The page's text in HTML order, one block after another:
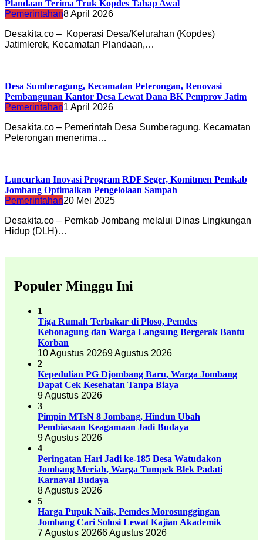
Plandaan Terima Truk Kopdes Tahap Awal
Pemerintahan8 April 2026
Desakita.co – Koperasi Desa/Kelurahan (Kopdes)
Jatimlerek, Kecamatan Plandaan,…
Desa Sumberagung, Kecamatan Peterongan, Renovasi
Pembangunan Kantor Desa Lewat Dana BK Pemprov Jatim
Pemerintahan1 April 2026
Desakita.co – Pemerintah Desa Sumberagung, Kecamatan
Peterongan menerima…
Luncurkan Inovasi Program RDF Seger, Komitmen Pemkab
Jombang Optimalkan Pengelolaan Sampah
Pemerintahan20 Mei 2025
Desakita.co – Pemkab Jombang melalui Dinas Lingkungan
Hidup (DLH)…
Populer Minggu Ini
1
Tiga Rumah Terbakar di Ploso, Pemdes
Kebonagung dan Warga Langsung Bergerak Bantu
Korban
10 Agustus 20269 Agustus 2026
2
Kepedulian PG Djombang Baru, Warga Jombang
Dapat Cek Kesehatan Tanpa Biaya
9 Agustus 2026
3
Pimpin MTsN 8 Jombang, Hindun Ubah
Pembiasaan Keagamaan Jadi Budaya
9 Agustus 2026
4
Peringatan Hari Jadi ke-185 Desa Watudakon
Jombang Meriah, Warga Tumpek Blek Padati
Karnaval Budaya
8 Agustus 2026
5
Harga Pupuk Naik, Pemdes Morosunggingan
Jombang Cari Solusi Lewat Kajian Akademik
7 Agustus 20266 Agustus 2026